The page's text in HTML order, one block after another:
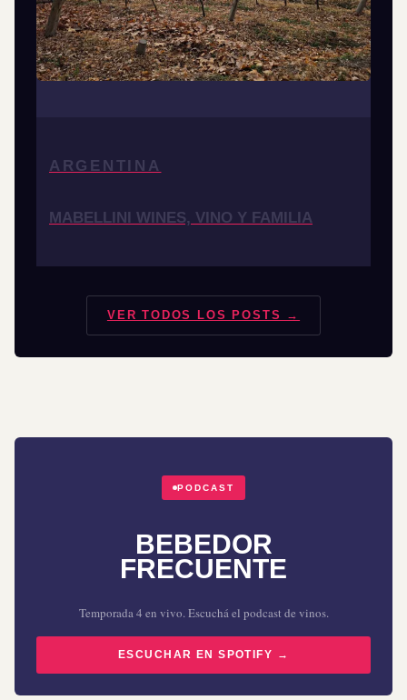
ARGENTINA
MABELLINI WINES, VINO Y FAMILIA
VER TODOS LOS POSTS →
PODCAST
BEBEDOR
FRECUENTE
Temporada 4 en vivo. Escuchá el podcast de vinos.
ESCUCHAR EN SPOTIFY →